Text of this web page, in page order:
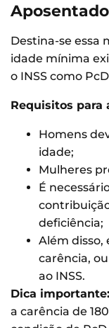
Destina-se essa
idade mínima
o INSS como
Requisitos para
Homens
idade;
Mulheres
É
deficiência;
Além disso,
carência,
ao INSS.
Dica importante:
a carência de